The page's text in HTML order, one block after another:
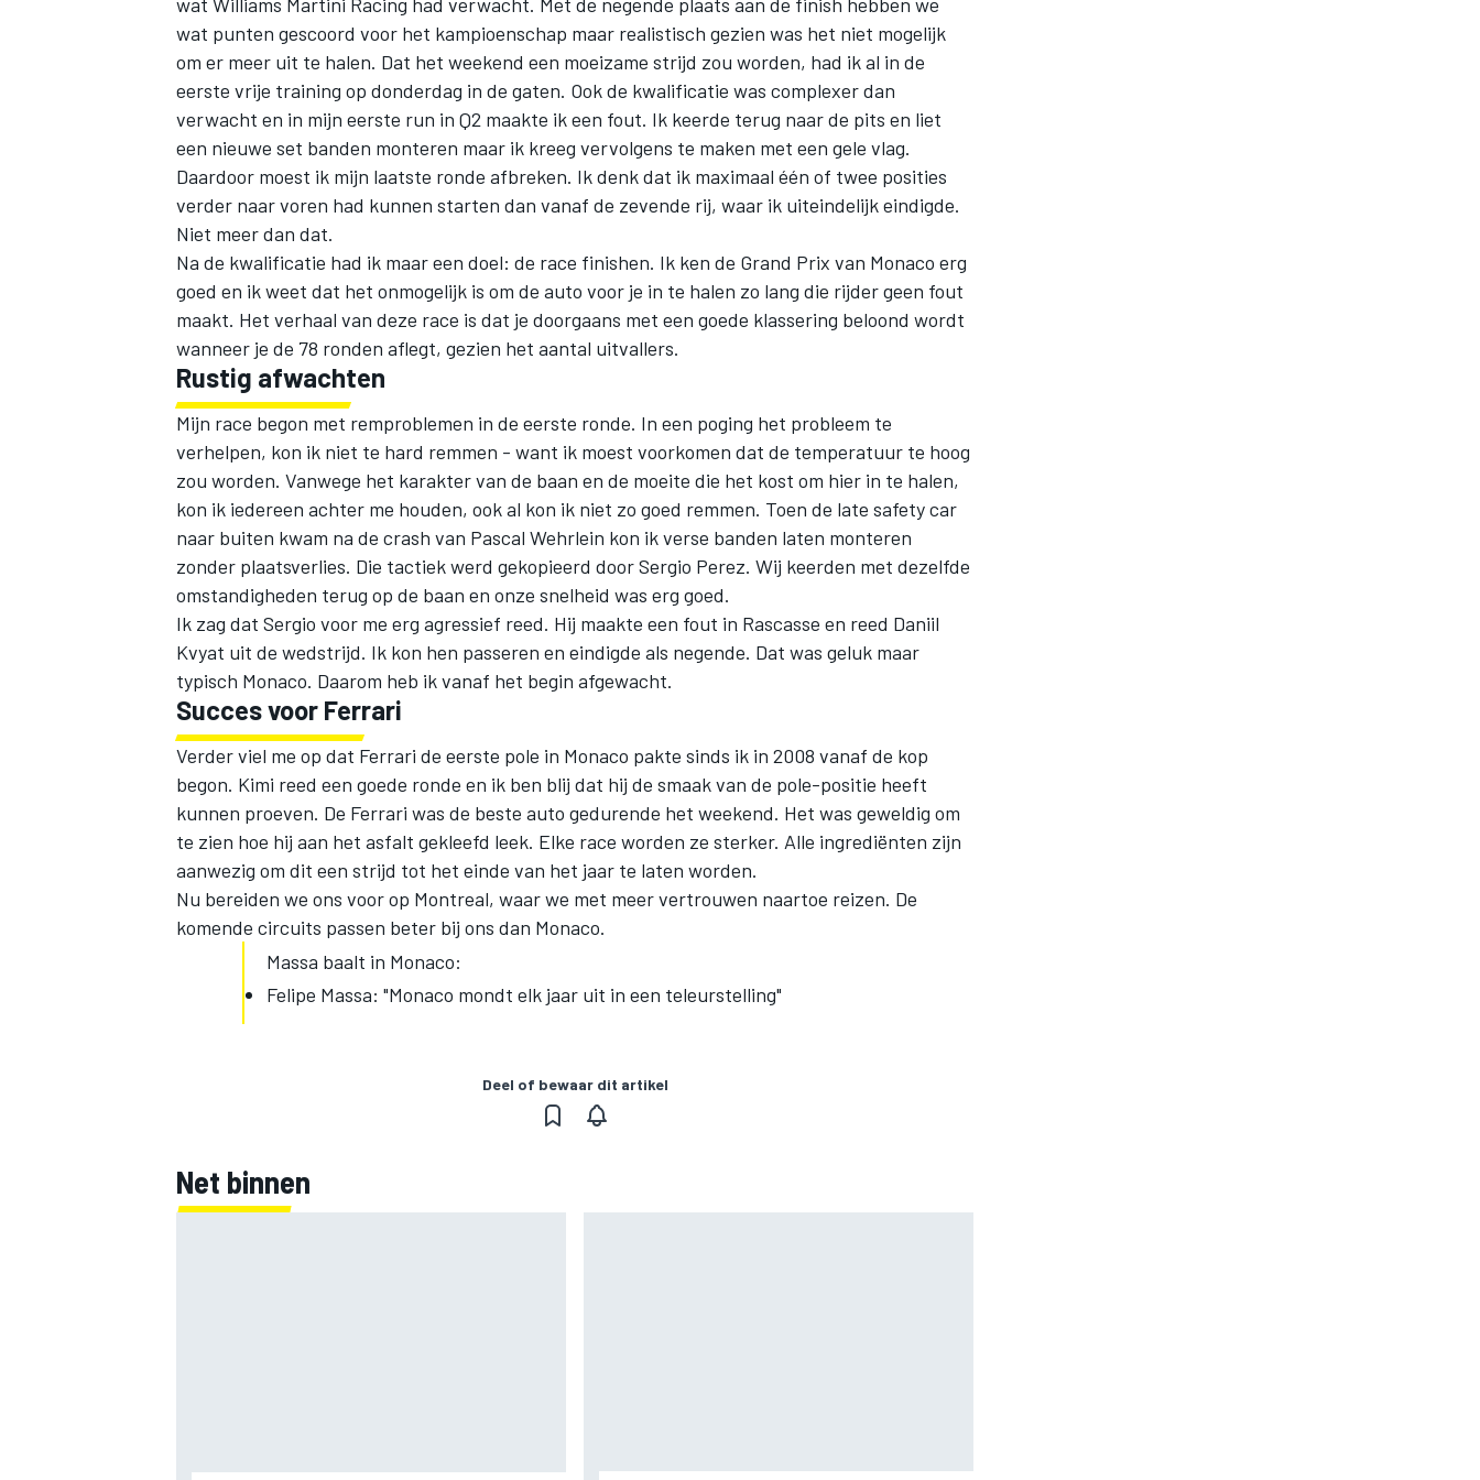
wat Williams Martini Racing had verwacht. Met de negende plaats aan de finish hebben we
wat punten gescoord voor het kampioenschap maar realistisch gezien was het niet mogelijk
om er meer uit te halen. Dat het weekend een moeizame strijd zou worden, had ik al in de
eerste vrije training op donderdag in de gaten. Ook de kwalificatie was complexer dan
verwacht en in mijn eerste run in Q2 maakte ik een fout. Ik keerde terug naar de pits en liet
een nieuwe set banden monteren maar ik kreeg vervolgens te maken met een gele vlag.
Daardoor moest ik mijn laatste ronde afbreken. Ik denk dat ik maximaal één of twee posities
verder naar voren had kunnen starten dan vanaf de zevende rij, waar ik uiteindelijk eindigde.
Niet meer dan dat.
Na de kwalificatie had ik maar een doel: de race finishen. Ik ken de Grand Prix van Monaco erg
goed en ik weet dat het onmogelijk is om de auto voor je in te halen zo lang die rijder geen fout
maakt. Het verhaal van deze race is dat je doorgaans met een goede klassering beloond wordt
wanneer je de 78 ronden aflegt, gezien het aantal uitvallers.
Rustig afwachten
Mijn race begon met remproblemen in de eerste ronde. In een poging het probleem te
verhelpen, kon ik niet te hard remmen - want ik moest voorkomen dat de temperatuur te hoog
zou worden. Vanwege het karakter van de baan en de moeite die het kost om hier in te halen,
kon ik iedereen achter me houden, ook al kon ik niet zo goed remmen. Toen de late safety car
naar buiten kwam na de crash van Pascal Wehrlein kon ik verse banden laten monteren
zonder plaatsverlies. Die tactiek werd gekopieerd door Sergio Perez. Wij keerden met dezelfde
omstandigheden terug op de baan en onze snelheid was erg goed.
Ik zag dat Sergio voor me erg agressief reed. Hij maakte een fout in Rascasse en reed Daniil
Kvyat uit de wedstrijd. Ik kon hen passeren en eindigde als negende. Dat was geluk maar
typisch Monaco. Daarom heb ik vanaf het begin afgewacht.
Succes voor Ferrari
Verder viel me op dat Ferrari de eerste pole in Monaco pakte sinds ik in 2008 vanaf de kop
begon. Kimi reed een goede ronde en ik ben blij dat hij de smaak van de pole-positie heeft
kunnen proeven. De Ferrari was de beste auto gedurende het weekend. Het was geweldig om
te zien hoe hij aan het asfalt gekleefd leek. Elke race worden ze sterker. Alle ingrediënten zijn
aanwezig om dit een strijd tot het einde van het jaar te laten worden.
Nu bereiden we ons voor op Montreal, waar we met meer vertrouwen naartoe reizen. De
komende circuits passen beter bij ons dan Monaco.
Massa baalt in Monaco:
Felipe Massa: "Monaco mondt elk jaar uit in een teleurstelling"
Deel of bewaar dit artikel
Net binnen